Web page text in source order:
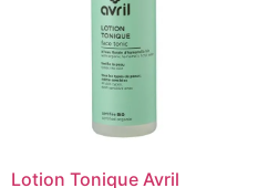
Lotion Tonique Avril